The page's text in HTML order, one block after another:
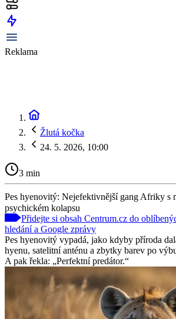
Reklama
Žlutá kočka
24. 5. 2026, 10:00
3 min
Pes hyenovitý: Nejefektivnější gang Afriky s
psychickém kolapsu
Přidejte si obsah Centrum.cz do
hledání a Google zprávy
Pes hyenovitý vypadá, jako kdyby příroda
hyenu, satelitní anténu a zbytky barev po
A pak řekla: „Perfektní predátor.“